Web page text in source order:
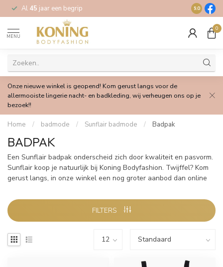
Al 45 jaar een begrip Gratis
9.0
MENU
0
Onze nieuwe winkel is geopend! Kom gerust langs voor de
allermooiste lingerie nacht- en badkleding, wij verheugen ons op je
bezoek!!
Home / badmode / Sunflair badmode / Badpak
BADPAK
Een Sunflair badpak onderscheid zich door kwaliteit en pasvorm.
Sunflair koop je natuurlijk bij Koning Bodyfashion. Twijffel? Kom
gerust langs, in onze winkel een nog groter aanbod dan online
FILTERS